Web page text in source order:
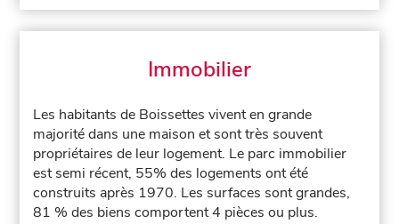
Immobilier
Les habitants de Boissettes vivent en grande
majorité dans une maison et sont très souvent
propriétaires de leur logement. Le parc immobilier
est semi récent, 55% des logements ont été
construits après 1970. Les surfaces sont grandes,
81 % des biens comportent 4 pièces ou plus.